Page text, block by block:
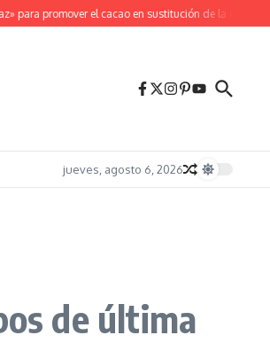
para promover el cacao en sustitución de la coca
jueves, agosto 6, 2026
de última